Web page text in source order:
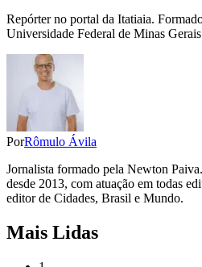
Repórter no portal da Itatiaia.
Universidade Federal de Minas
PorRômulo Ávila
Jornalista formado pela Newton
desde 2013, com atuação em todas
editor de Cidades, Brasil e Mundo.
Mais Lidas